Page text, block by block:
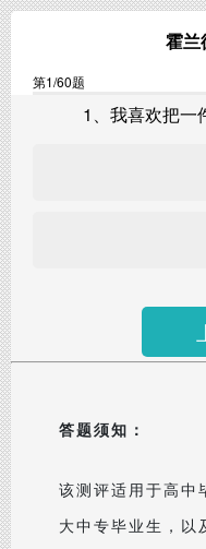
霍兰
第1/60题
1、我喜欢把一
答题须知：
该测评适用于高中
大中专毕业生，以